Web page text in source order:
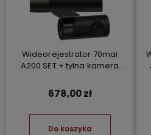
Wideorejestrator 70mai
A200 SET + tylna kamera
678,00 zł
Do koszyka